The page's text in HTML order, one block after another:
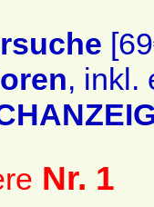
, inkl.
Nr. 1